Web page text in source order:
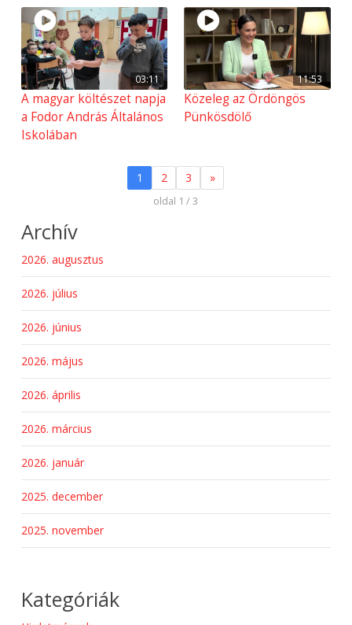
03:11
A magyar költészet napja
a Fodor András Általános
Iskolában
11:53
Közeleg az Ördöngös
Pünkösdölő
1 2 3 »
oldal 1 / 3
Archív
2026. augusztus
2026. július
2026. június
2026. május
2026. április
2026. március
2026. január
2025. december
2025. november
Kategóriák